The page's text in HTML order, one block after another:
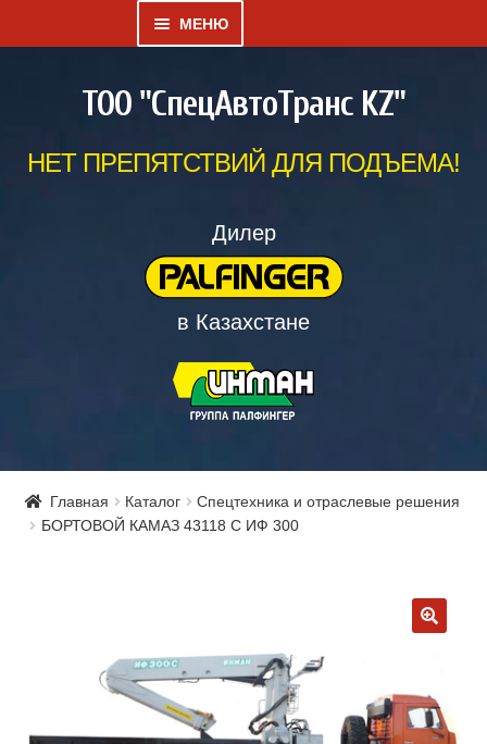
ТОО "СпецАвтоТранс KZ"
НЕТ ПРЕПЯТСТВИЙ ДЛЯ ПОДЪЕМА!
Дилер
в Казахстане
МЕНЮ
вложенное
меню
меню
ДИЛЕРСКИЙ ВЕСТНИК
Главная Каталог
Спецтехника и отраслевые решения
БОРТОВОЙ КАМАЗ 43118 С ИФ 300